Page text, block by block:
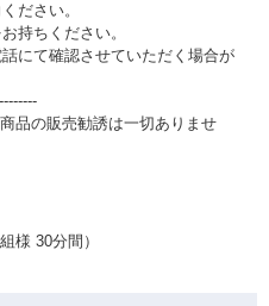
ださい。
持ちください。
にて確認させていただく場合が
品の販売勧誘は一切ありませ
30分間）